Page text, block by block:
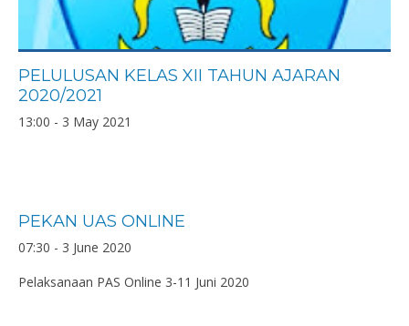
PELULUSAN KELAS XII TAHUN AJARAN
2020/2021
13:00 - 3 May 2021
PEKAN UAS ONLINE
07:30 - 3 June 2020
Pelaksanaan PAS Online 3-11 Juni 2020